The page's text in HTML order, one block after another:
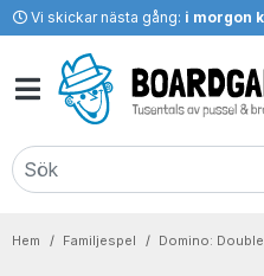
Vi skickar nästa gång: i morgon
Hem Familjespel Domino: